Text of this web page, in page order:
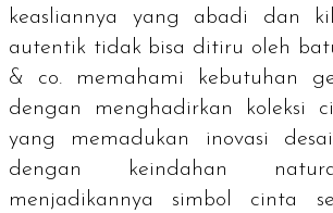
keasliannya yang abadi dan
autentik tidak bisa ditiru oleh
& co. memahami kebutuhan
dengan menghadirkan koleksi
yang memadukan inovasi
dengan keindahan
menjadikannya simbol cinta